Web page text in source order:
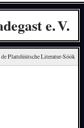
e. V.
de Plattdüütsche Literatur-Söök